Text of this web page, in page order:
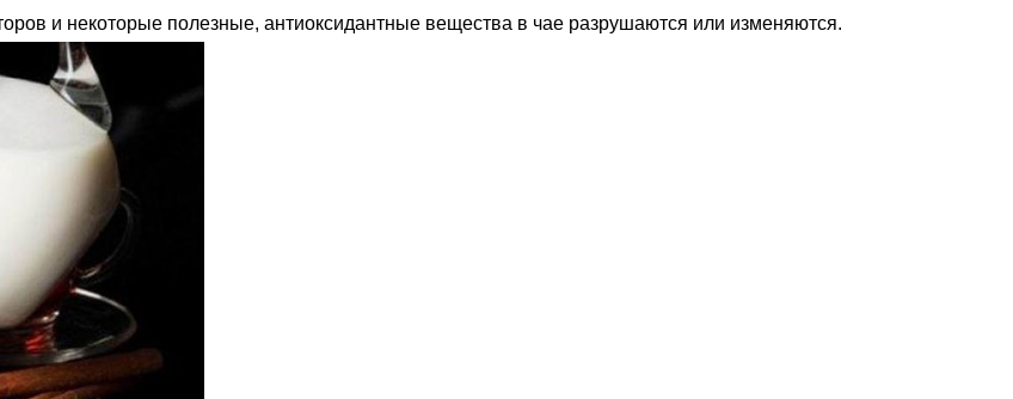
и некоторые полезные, антиоксидантные вещества в чае разрушаются или изменяются.